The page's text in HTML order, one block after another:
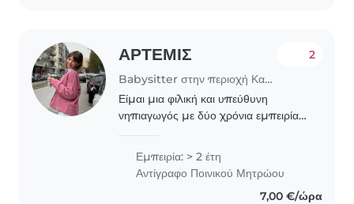
ΑΡΤΕΜΙΣ
Babysitter στην περιοχή Καλαμαριά
2
Είμαι μια φιλική και υπεύθυνη
νηπιαγωγός με δύο χρόνια εμπειρίας
Έχω εκπαίδευση στην Ειδική Αγωγή,
με εμπειρία στην..
Εμπειρία: > 2 έτη
Αντίγραφο Ποινικού Μητρώου
7,00 €/ώρα